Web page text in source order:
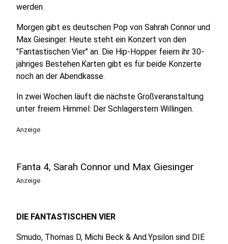
werden.
Morgen gibt es deutschen Pop von Sahrah Connor und
Max Giesinger. Heute steht ein Konzert von den
"Fantastischen Vier" an. Die Hip-Hopper feiern ihr 30-
jähriges Bestehen.Karten gibt es für beide Konzerte
noch an der Abendkasse.
In zwei Wochen läuft die nächste Großveranstaltung
unter freiem Himmel: Der Schlagerstern Willingen.
Anzeige
Fanta 4, Sarah Connor und Max Giesinger
Anzeige
DIE FANTASTISCHEN VIER
Smudo, Thomas D, Michi Beck & And.Ypsilon sind DIE